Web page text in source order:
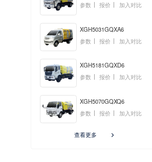
参数
报价 加入对比
XGH5031GQXA6
参数
报价 加入对比
XGH5181GQXD6
参数
报价 加入对比
XGH5070GQXQ6
参数
报价 加入对比
查看更多 